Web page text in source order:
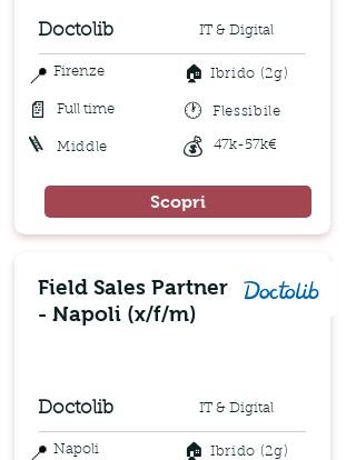
Doctolib IT & Digital
📍 Firenze 🏠
📄
Ibrido (2g)
Full time 🕐 Flessibile
🪜 💰
Middle 47k-57k€
Scopri
Field Sales Partner
- Napoli (x/f/m)
Doctolib IT & Digital
📍 Napoli 🏠 Ibrido (2g)